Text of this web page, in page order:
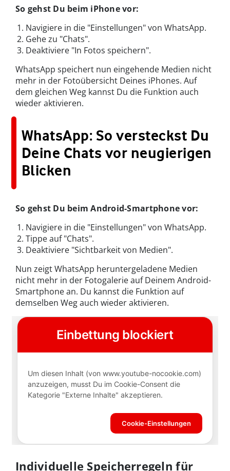
So gehst Du beim iPhone vor:
Navigiere in die "Einstellungen" von WhatsApp.
Gehe zu "Chats".
Deaktiviere "In Fotos speichern".
WhatsApp speichert nun eingehende Medien nicht
mehr in der Fotoübersicht Deines iPhones. Auf
dem gleichen Weg kannst Du die Funktion auch
wieder aktivieren.
WhatsApp: So versteckst Du
Deine Chats vor neugierigen
Blicken
So gehst Du beim Android-Smartphone vor:
Navigiere in die "Einstellungen" von WhatsApp.
Tippe auf "Chats".
Deaktiviere "Sichtbarkeit von Medien".
Nun zeigt WhatsApp heruntergeladene Medien
nicht mehr in der Fotogalerie auf Deinem Android-
Smartphone an. Du kannst die Funktion auf
demselben Weg auch wieder aktivieren.
Individuelle Speicherregeln für